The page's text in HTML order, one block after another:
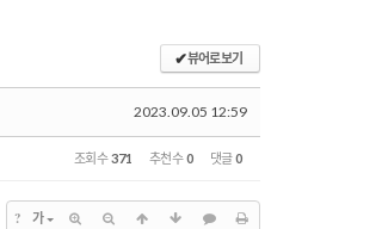
✔뷰어로 보기
2023.09.05 12:59
조회 수371 추천 수0 댓글0
? 가